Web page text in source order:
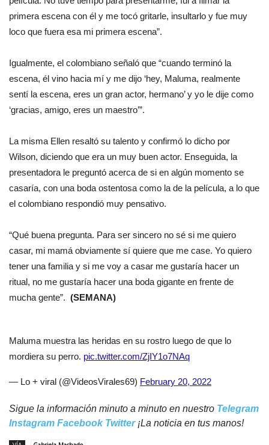
primera escena con él y me tocó gritarle, insultarlo y fue muy
loco que fuera esa mi primera escena”.
Igualmente, el colombiano señaló que “cuando terminó la
escena, él vino hacia mí y me dijo ‘hey, Maluma, realmente
sentí la escena, eres un gran actor, hermano’ y yo le dije como
‘gracias, amigo, eres un maestro’”.
La misma Ellen resaltó su talento y confirmó lo dicho por
Wilson, diciendo que era un muy buen actor. Enseguida, la
presentadora le preguntó acerca de si en algún momento se
casaría, con una boda ostentosa como la de la película, a lo que
el colombiano respondió muy pensativo.
“Qué buena pregunta. Para ser sincero no sé si me quiero
casar, mi mamá obviamente sí quiere que me case. Yo quiero
tener una familia y si me voy a casar me gustaría hacer un
ritual, no me gustaría hacer una boda gigante en frente de
mucha gente”. (SEMANA)
Maluma muestra las heridas en su rostro luego de que lo
mordiera su perro. pic.twitter.com/ZjIY1o7NAq
— Lo + viral (@VideosVirales69) February 20, 2022
Sigue la información minuto a minuto en nuestro Telegram
Instagram Facebook Twitter¡La noticia en tus manos!